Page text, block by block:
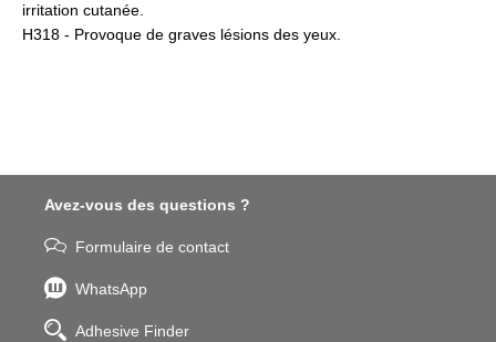
irritation cutanée.
H318 - Provoque de graves lésions des yeux.
Avez-vous des questions ?
Formulaire de contact
WhatsApp
Adhesive Finder